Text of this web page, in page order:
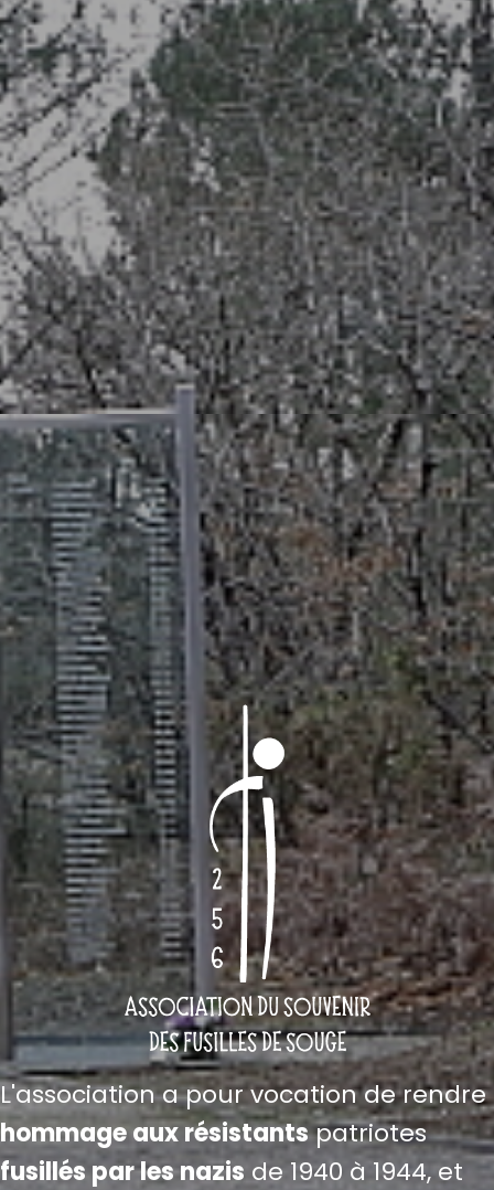
L'association a pour vocation de rendre
hommage aux résistantspatriotes
fusillés par les nazis de 1940 à 1944, et